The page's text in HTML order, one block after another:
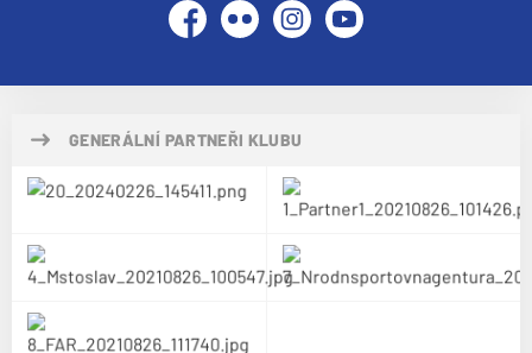
drželi ve hře až do stavu 5:5. V závěrečné
části se ale začala naplno projevovat únava
soustředění, čehož domácí dokázali využít
své kůži a
zaslouženou
Facebook
Flickr InstagramYouTube
GENERÁLNÍ PARTNEŘI KLUBU